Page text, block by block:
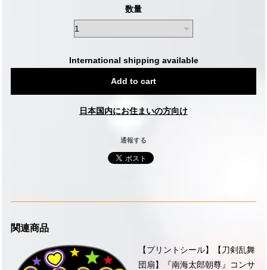
数量
International shipping available
Add to cart
日本国内にお住まいの方向け
通報する
関連商品
【プリントシール】【刀剣乱舞
団扇】『南海太郎朝尊』コンサ